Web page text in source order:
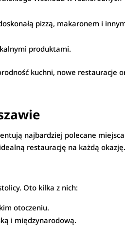
pizzą, makaronem i
produktami.
kuchni, nowe restauracje
najbardziej polecane miejsca
restaurację na każdą okazję.
Oto kilka z nich:
otoczeniu.
i międzynarodową.